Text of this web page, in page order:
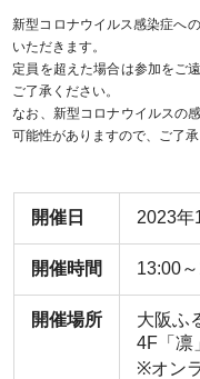
新型コロナウイルス感染症へ
いただきます。
定員を超えた場合は参加をご
ご了承ください。
なお、新型コロナウイルスの
可能性がありますので、ご了承
開催日 2023年
開催時間 13:00
開催場所
大阪ふ
4F「凛」
※オン